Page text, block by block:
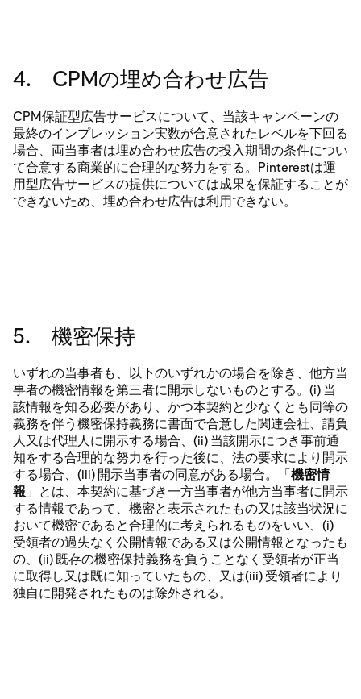
4. CPMの埋め合わせ広告
CPM保証型広告サービスについて、当該キャンペーンの
最終のインプレッション実数が合意されたレベルを下回る
場合、両当事者は埋め合わせ広告の投入期間の条件につい
て合意する商業的に合理的な努力をする。Pinterestは運
用型広告サービスの提供については成果を保証することが
できないため、埋め合わせ広告は利用できない。
5. 機密保持
いずれの当事者も、以下のいずれかの場合を除き、他方当
事者の機密情報を第三者に開示しないものとする。(i) 当
該情報を知る必要があり、かつ本契約と少なくとも同等の
義務を伴う機密保持義務に書面で合意した関連会社、請負
人又は代理人に開示する場合、(ii) 当該開示につき事前通
知をする合理的な努力を行った後に、法の要求により開示
する場合、(iii) 開示当事者の同意がある場合。「 機密情
報 」とは、本契約に基づき一方当事者が他方当事者に開示
する情報であって、機密と表示されたもの又は該当状況に
おいて機密であると合理的に考えられるものをいい、(i)
受領者の過失なく公開情報である又は公開情報となったも
の、(ii) 既存の機密保持義務を負うことなく受領者が正当
に取得し又は既に知っていたもの、又は(iii) 受領者により
独自に開発されたものは除外される。